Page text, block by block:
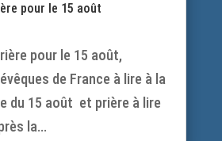
pour le 15 août
pour le 15 août,
de France à lire à la
du 15 août et prière à lire
la...